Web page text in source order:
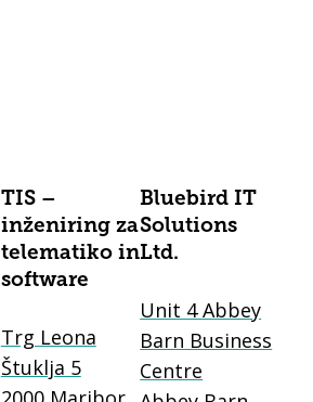
TIS –
inženiring za
telematiko in
software
Trg Leona
Štuklja 5
Bluebird IT
Solutions
Ltd.
Unit 4 Abbey
Barn Business
Centre